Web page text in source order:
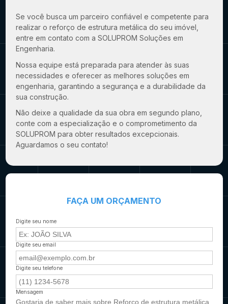
Se você busca um parceiro confiável e competente para
realizar o reforço de estrutura metálica do seu imóvel,
entre em contato com a SOLUPROM Soluções em
Engenharia.
Nossa equipe está preparada para atender às suas
necessidades e oferecer as melhores soluções em
engenharia, garantindo a segurança e a durabilidade da
sua construção.
Não deixe a qualidade da sua obra em segundo plano,
conte com a especialização e o comprometimento da
SOLUPROM para obter resultados excepcionais.
Aguardamos o seu contato!
FAÇA UM ORÇAMENTO
Digite seu nome
Digite seu email
Digite seu telefone
Mensagem